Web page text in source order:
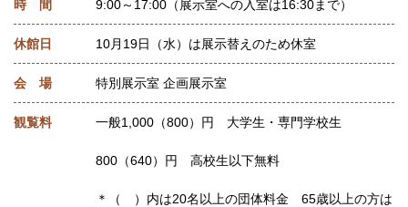
時 間 9:00～17:00（展示室への入室は16:30まで）
休館日 10月19日（水）は展示替えのため休室
会 場 特別展示室 企画展示室
観覧料 一般1,000（800）円 大学生・専門学校生
800（640）円 高校生以下無料
＊（ ）内は20名以上の団体料金 65歳以上の方は